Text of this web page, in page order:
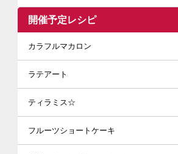
開催予定レシピ
カラフルマカロン
ラテアート
ティラミス☆
フルーツショートケーキ